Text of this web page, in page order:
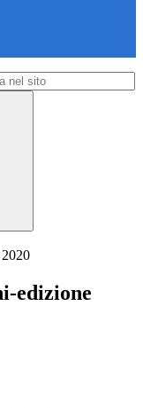
edizione